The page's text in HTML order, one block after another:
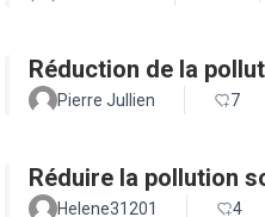
Réduction de la
Pierre Jullien 7
Réduire la pollution
Helene31201 4